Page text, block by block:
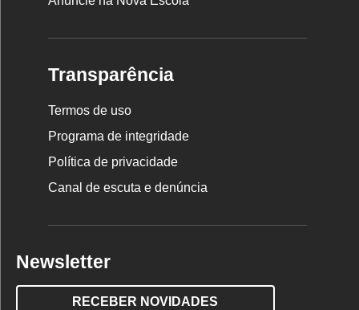
Transparência
Termos de uso
Programa de integridade
Política de privacidade
Canal de escuta e denúncia
Newsletter
RECEBER NOVIDADES